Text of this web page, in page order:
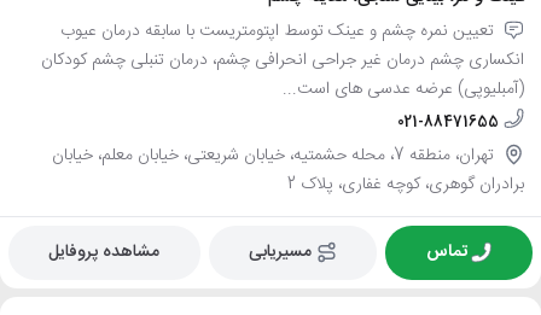
تعیین نمره چشم و عینک توسط اپتومتریست با سابقه درمان عیوب
انکساری چشم درمان غیر جراحی انحرافی چشم، درمان تنبلی چشم کودکان
(آمبلیوپی) عرضه عدسی های است...
021-88471655
تهران، منطقه 7، محله حشمتیه، خیابان شریعتی، خیابان معلم، خیابان
برادران گوهری، کوچه غفاری، پلاک 2
تماس مسیریابی مشاهده پروفایل